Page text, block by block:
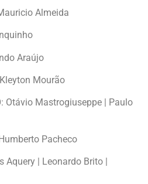
Almeida
Araújo
Mourão
Otávio Mastrogiuseppe | Paulo
Pacheco
Aquery | Leonardo Brito |